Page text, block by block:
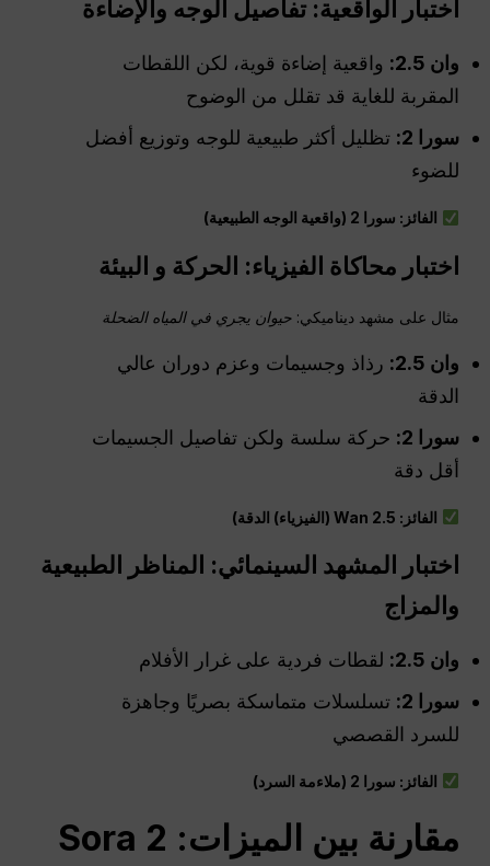
اختبار الواقعية: تفاصيل الوجه والإضاءة
وان 2.5:
واقعية إضاءة قوية، لكن اللقطات
المقربة للغاية قد تقلل من الوضوح
سورا 2:
تظليل أكثر طبيعية للوجه وتوزيع أفضل
للضوء
الفائز: سورا 2 (واقعية الوجه الطبيعية)
اختبار محاكاة الفيزياء: الحركة و البيئة
مثال على مشهد ديناميكي:حيوان يجري في المياه الضحلة
وان
رذاذ وجسيمات وعزم دوران عالي
الدقة
سورا 2:
حركة سلسة ولكن تفاصيل الجسيمات
أقل دقة
الفائز: Wan 2.5 (الفيزياء) الدقة)
اختبار المشهد السينمائي: المناظر الطبيعية
والمزاج
وان 2.5:
لقطات فردية على غرار الأفلام
سورا 2:
تسلسلات متماسكة بصريًا وجاهزة
للسرد القصصي
الفائز: سورا 2 (ملاءمة السرد)
مقارنة بين الميزات: Sora 2